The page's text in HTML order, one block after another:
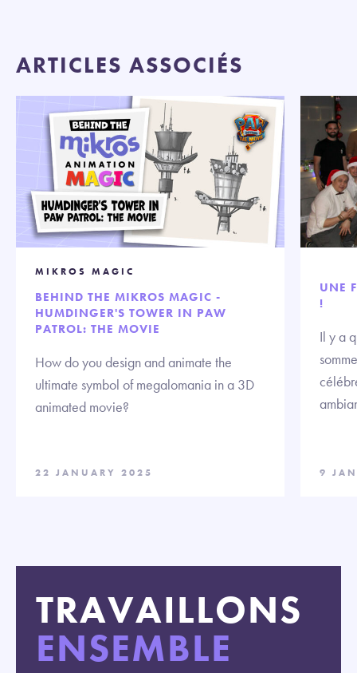
ARTICLES ASSOCIÉS
MIKROS MAGIC
BEHIND THE MIKROS MAGIC -
HUMDINGER'S TOWER IN PAW
PATROL: THE MOVIE
How do you design and animate the
ultimate symbol of megalomania in a 3D
animated movie?
22 JANUARY 2025
UNE
!
Il y a
9
TRAVAILLONS
ENSEMBLE